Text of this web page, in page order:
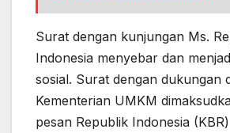
Surat dengan kunjungan Ms.
Indonesia menyebar dan
sosial. Surat dengan dukungan
Kementerian UMKM
pesan Republik Indonesia